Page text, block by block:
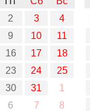
2 3
4
9 10
11
16 17
18
23 24
25
30 31
1
6 7 8